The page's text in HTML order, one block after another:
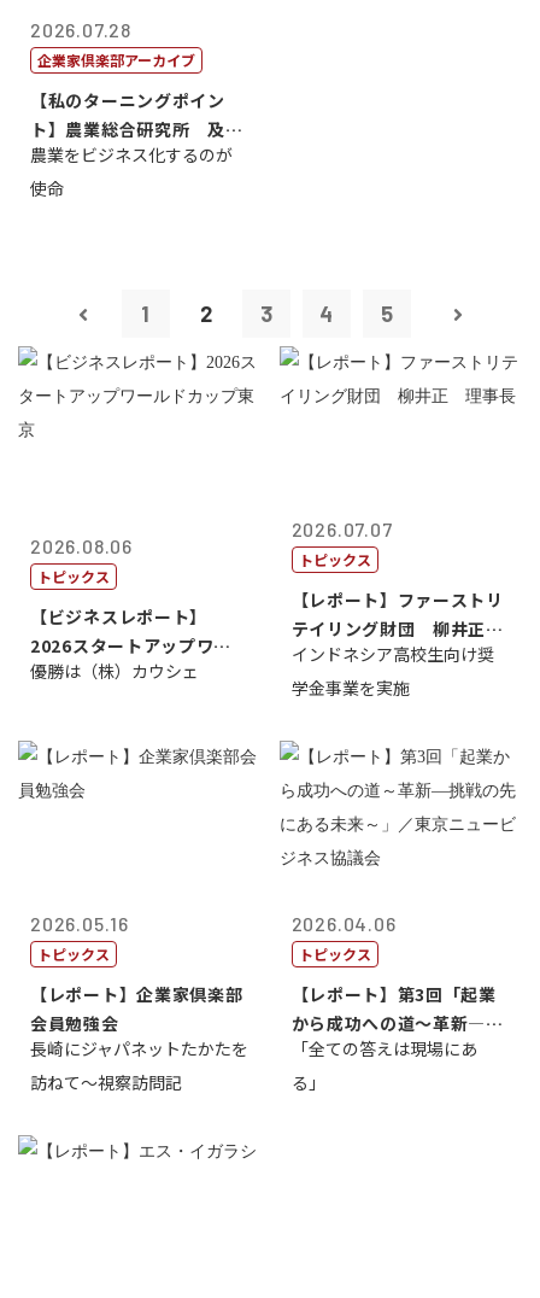
2026.07.28
企業家倶楽部アーカイブ
【私のターニングポイン
ト】農業総合研究所 及川
智正
農業をビジネス化するのが
使命
1 2 3 4 5
2026.08.06
トピックス
【ビジネスレポート】
2026スタートアップワー
ルドカップ東京
優勝は（株）カウシェ
2026.07.07
トピックス
【レポート】ファーストリ
テイリング財団 柳井正
理事長
インドネシア高校生向け奨
学金事業を実施
2026.05.16
トピックス
【レポート】企業家倶楽部
会員勉強会
長崎にジャパネットたかたを
訪ねて～視察訪問記
2026.04.06
トピックス
【レポート】第3回「起業
から成功への道～革新―挑
戦の先にある...
「全ての答えは現場にあ
る」